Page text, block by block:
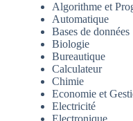
Algorithme et
Automatique
Bases de données
Biologie
Bureautique
Calculateur
Chimie
Economie et
Electricité